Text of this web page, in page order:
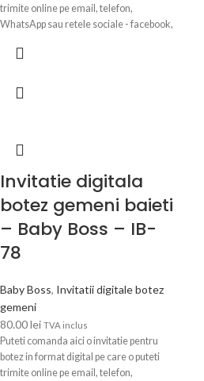
trimite online pe email, telefon,
WhatsApp sau retele sociale - facebook,
Invitatie digitala
botez gemeni baieti
– Baby Boss – IB-
78
Baby Boss, Invitatii digitale botez
gemeni
80.00lei TVA inclus
Puteti comanda aici o invitatie pentru
botez in format digital pe care o puteti
trimite online pe email, telefon,